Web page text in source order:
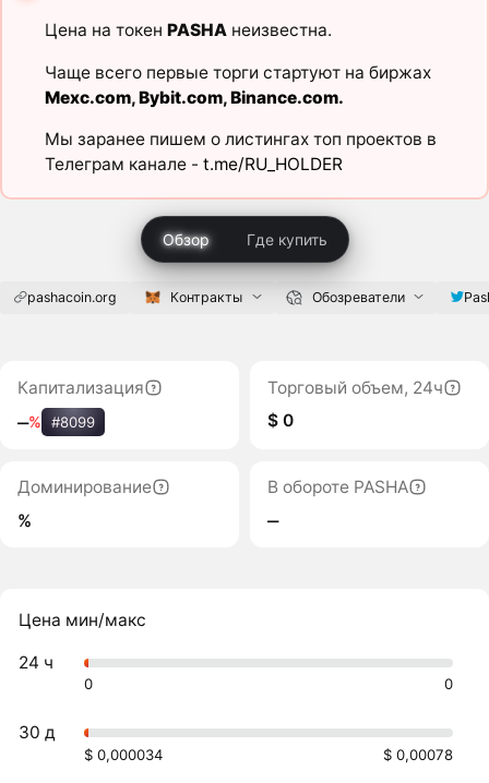
Цена на токен PASHAнеизвестна.
Чаще всего первые торги стартуют на биржах
Mexc.com,Bybit.com,Binance.com.
Мы заранее пишем о листингах топ проектов в
Телеграм канале - t.me/RU_HOLDER
Обзор Где купить
pashacoin.org Контракты Обозреватели
Капитализация
‒% #8099
Торговый объем, 24ч
$ 0
Доминирование
%
В обороте PASHA
‒
Цена мин/макс
24 ч
0 0
30 д
$ 0,000034 $ 0,00078